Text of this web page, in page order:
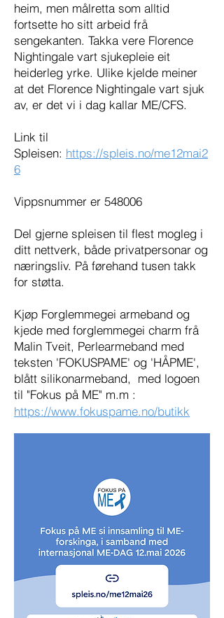
heim, men målretta som alltid
fortsette ho sitt arbeid frå
sengekanten. Takka vere Florence
Nightingale vart sjukepleie eit
heiderleg yrke. Ulike kjelde meiner
at det Florence Nightingale vart sjuk
av, er det vi i dag kallar ME/CFS.
Link til
Spleisen: https://spleis.no/me12mai2
6
Vippsnummer er 548006
Del gjerne spleisen til flest mogleg i
ditt nettverk, både privatpersonar og
næringsliv. På førehand tusen takk
for støtta.
Kjøp Forglemmegei armeband og
kjede med forglemmegei charm frå
Malin Tveit, Perlearmeband med
teksten 'FOKUSPAME' og 'HÅPME',
blått silikonarmeband, med logoen
til "Fokus på ME" m.m :
https://www.fokuspame.no/butikk